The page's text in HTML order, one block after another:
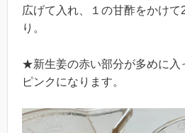
広げて入れ、１の甘酢をかけ
り。
★新生姜の赤い部分が多めに入
ピンクになります。